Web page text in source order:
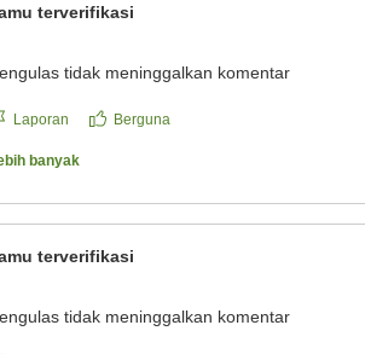
terverifikasi
tidak meninggalkan komentar
Laporan Berguna
banyak
terverifikasi
tidak meninggalkan komentar